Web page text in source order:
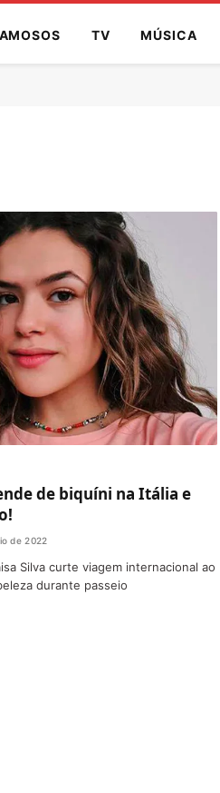
TV MÚSICA
de biquíni na Itália e
de 2022
Silva curte viagem internacional ao
durante passeio